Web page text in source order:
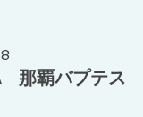
那覇バプテス